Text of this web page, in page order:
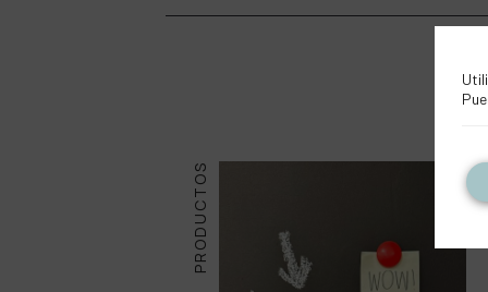
PRODUCTOS